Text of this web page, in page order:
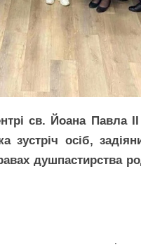
св. Йоана Павла
зустріч осіб,
душпастирства